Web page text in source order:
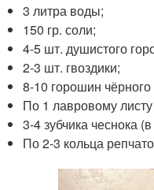
3 литра воды;
150 гр. соли;
4-5 шт. душистого
2-3 шт. гвоздики;
8-10 горошин
По 1 лавровому
3-4 зубчика чеснока
По 2-3 кольца